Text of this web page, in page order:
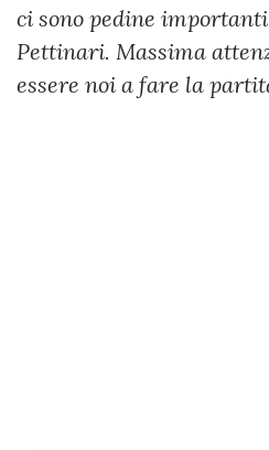
ci sono pedine
Pettinari. Massima
essere noi a fare la